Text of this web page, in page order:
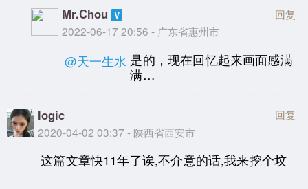
Mr.Chou
2022-06-17 20:56 - 广东省惠州市
回复
@天一生水 是的，现在回忆起来画面感满
满…
logic
2020-04-02 03:37 - 陕西省西安市
回复
这篇文章快11年了诶,不介意的话,我来挖个坟